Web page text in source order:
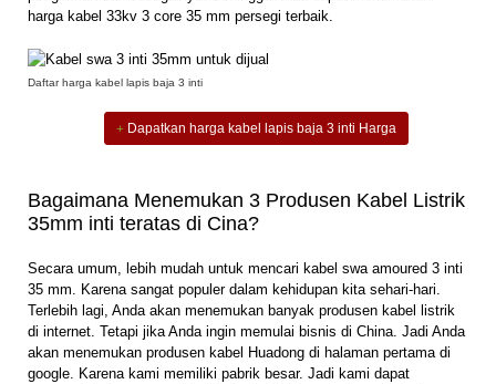
harga kabel 33kv 3 core 35 mm persegi terbaik.
Daftar harga kabel lapis baja 3 inti
Dapatkan harga kabel lapis baja 3 inti Harga
Bagaimana Menemukan 3 Produsen Kabel Listrik
35mm inti teratas di Cina?
Secara umum, lebih mudah untuk mencari kabel swa amoured 3 inti
35 mm. Karena sangat populer dalam kehidupan kita sehari-hari.
Terlebih lagi, Anda akan menemukan banyak produsen kabel listrik
di internet. Tetapi jika Anda ingin memulai bisnis di China. Jadi Anda
akan menemukan produsen kabel Huadong di halaman pertama di
google. Karena kami memiliki pabrik besar. Jadi kami dapat